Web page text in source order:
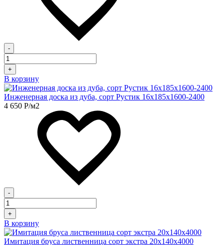
-
+
В корзину
Инженерная доска из дуба, сорт Рустик 16х185х1600-2400
4 650 Р/м2
-
+
В корзину
Имитация бруса лиственница сорт экстра 20х140х4000